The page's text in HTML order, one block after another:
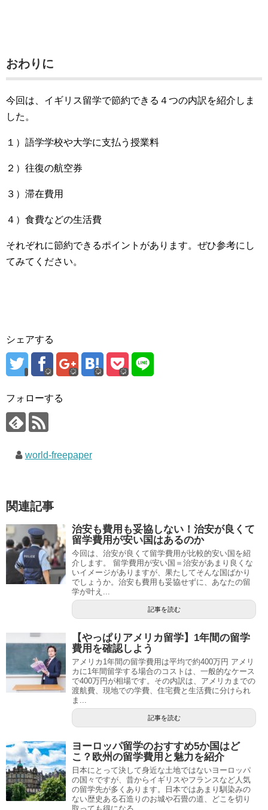
おわりに
今回は、イギリス留学で節約できる４つの内訳を紹介しま
した。
１）語学学校や大学に支払う授業料
２）往復の航空券
３）滞在費用
４）食費などの生活費
それぞれに節約できるポイントがあります。ぜひ参考にし
てみてください。
シェアする
フォローする
world-freepaper
関連記事
治安も費用も妥協しない！治安が良くて
留学費用が安い国はあるのか
今回は、治安が良くて留学費用が比較的安い国を紹
介します。 留学費用が安い国＝治安があまり良くな
いイメージがありますが、果たしてそんな国ばかり
でしょうか。治安も費用も妥協せずに、あなたの留
学が叶え...
記事を読む
【やっぱりアメリカ留学】1年間の留学
費用を確認しよう
アメリカ1年間の留学費用は平均で約400万円 アメリ
カに1年間留学する場合のコストは、一般的なケース
で400万円が相場です。その内訳は、アメリカまでの
渡航費、現地での学費、住宅費と生活費に分けられ
ま...
記事を読む
ヨーロッパ留学のおすすめ5か国はど
こ？欧州の留学費用と魅力を紹介
日本にとって決して身近な土地ではないヨーロッパ
の国々ですが、昔からイギリスやフランスなど人気
の留学先が多くあります。日本ではあまり馴染みの
ない歴史ある石造りのお城や石畳の道、どこを切り